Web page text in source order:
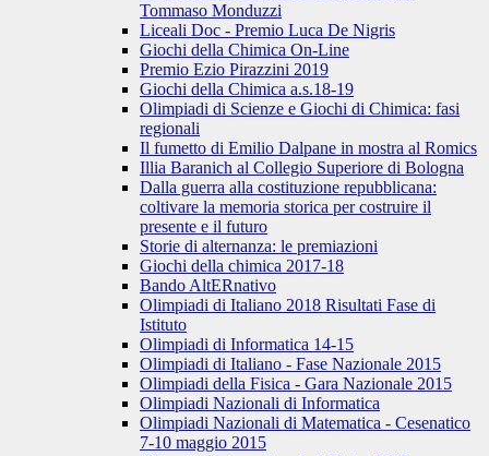
Tommaso Monduzzi
Liceali Doc - Premio Luca De Nigris
Giochi della Chimica On-Line
Premio Ezio Pirazzini 2019
Giochi della Chimica a.s.18-19
Olimpiadi di Scienze e Giochi di Chimica: fasi
regionali
Il fumetto di Emilio Dalpane in mostra al Romics
Illia Baranich al Collegio Superiore di Bologna
Dalla guerra alla costituzione repubblicana:
coltivare la memoria storica per costruire il
presente e il futuro
Storie di alternanza: le premiazioni
Giochi della chimica 2017-18
Bando AltERnativo
Olimpiadi di Italiano 2018 Risultati Fase di
Istituto
Olimpiadi di Informatica 14-15
Olimpiadi di Italiano - Fase Nazionale 2015
Olimpiadi della Fisica - Gara Nazionale 2015
Olimpiadi Nazionali di Informatica
Olimpiadi Nazionali di Matematica - Cesenatico
7-10 maggio 2015